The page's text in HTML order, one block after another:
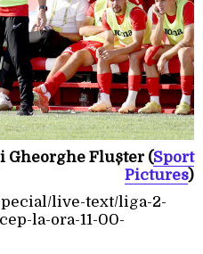
Gheorghe Flușter (Sport
Pictures)
live-text/liga-2-
la-ora-11-00-